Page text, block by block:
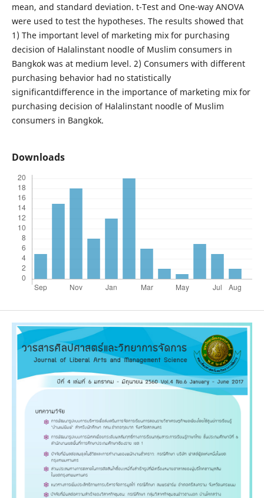
mean, and standard deviation. t-Test and One-way ANOVA
were used to test the hypotheses. The results showed that
1) The important level of marketing mix for purchasing
decision of Halalinstant noodle of Muslim consumers in
Bangkok was at medium level. 2) Consumers with different
purchasing behavior had no statistically
significantdifference in the importance of marketing mix for
purchasing decision of Halalinstant noodle of Muslim
consumers in Bangkok.
Downloads